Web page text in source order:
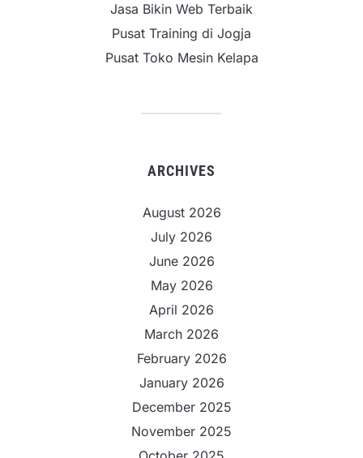
Jasa Bikin Web Terbaik
Pusat Training di Jogja
Pusat Toko Mesin Kelapa
ARCHIVES
August 2026
July 2026
June 2026
May 2026
April 2026
March 2026
February 2026
January 2026
December 2025
November 2025